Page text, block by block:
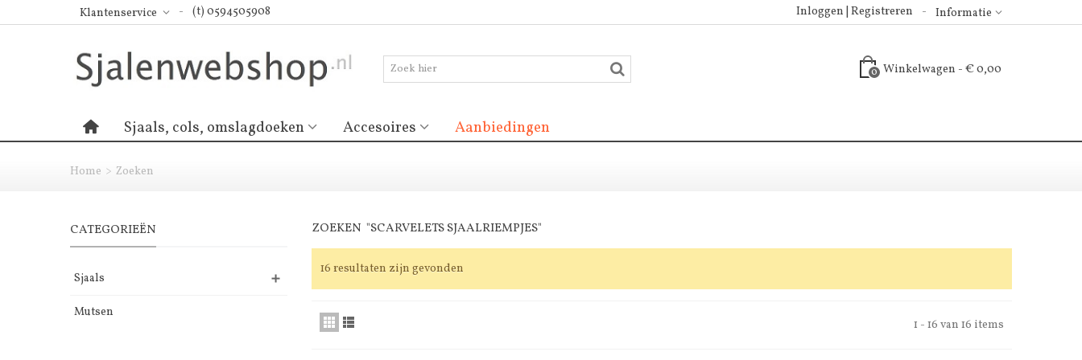
Klantenservice (t) 0594505908 Informatie
Inloggen | Registreren
0 Winkelwagen - € 0,00
Sjaals, cols, omslagdoeken Accesoires Aanbiedingen
Home > Zoeken
CATEGORIEËN
Sjaals
Mutsen
ZOEKEN "SCARVELETS SJAALRIEMPJES"
16 resultaten zijn gevonden
1 - 16 van 16 items